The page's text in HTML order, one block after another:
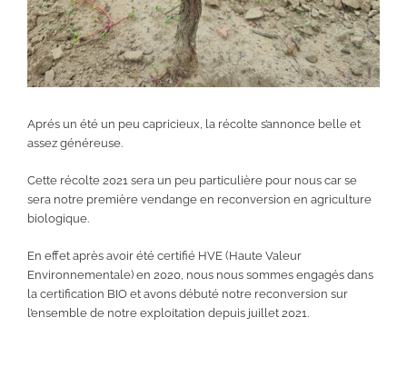
Aprés un été un peu capricieux, la récolte s’annonce belle et
assez généreuse.
Cette récolte 2021 sera un peu particulière pour nous car se
sera notre première vendange en reconversion en agriculture
biologique.
En effet après avoir été certifié HVE (Haute Valeur
Environnementale) en 2020, nous nous sommes engagés dans
la certification BIO et avons débuté notre reconversion sur
l’ensemble de notre exploitation depuis juillet 2021.